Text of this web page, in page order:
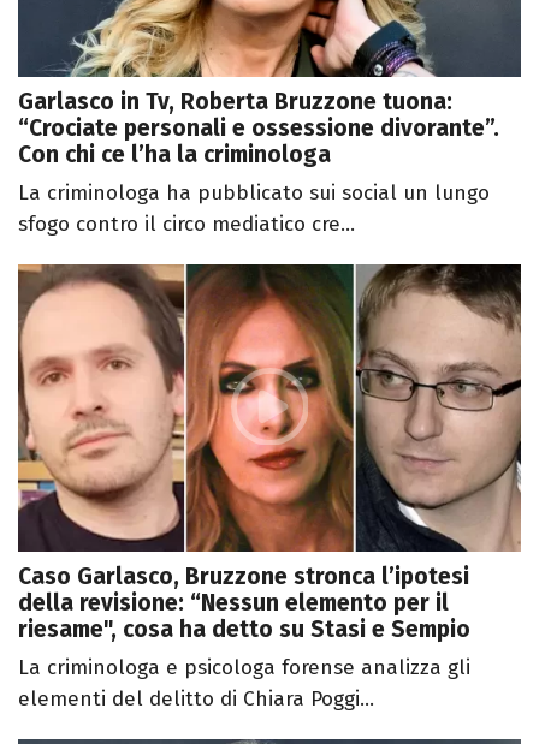
Garlasco in Tv, Roberta Bruzzone tuona:
“Crociate personali e ossessione divorante”.
Con chi ce l’ha la criminologa
La criminologa ha pubblicato sui social un lungo
sfogo contro il circo mediatico cre...
Caso Garlasco, Bruzzone stronca l’ipotesi
della revisione: “Nessun elemento per il
riesame", cosa ha detto su Stasi e Sempio
La criminologa e psicologa forense analizza gli
elementi del delitto di Chiara Poggi...